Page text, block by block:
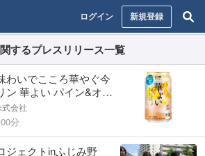
ログイン 新規登録
するプレスリリース一覧
わいでこころ華やぐ今
ン 華よい パイン&オレ
間限定）」発売
会社
分
ジェクトinふじみ野